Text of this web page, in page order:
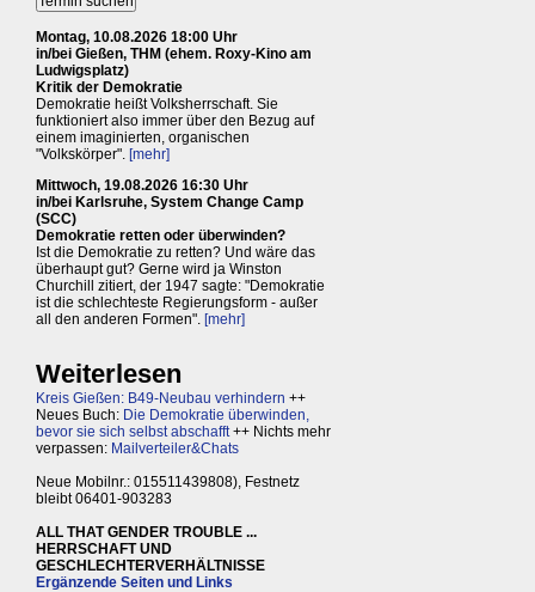
Montag, 10.08.2026 18:00 Uhr
in/bei Gießen, THM (ehem. Roxy-Kino am
Ludwigsplatz)
Kritik der Demokratie
Demokratie heißt Volksherrschaft. Sie
funktioniert also immer über den Bezug auf
einem imaginierten, organischen
"Volkskörper". [mehr]
Mittwoch, 19.08.2026 16:30 Uhr
in/bei Karlsruhe, System Change Camp
(SCC)
Demokratie retten oder überwinden?
Ist die Demokratie zu retten? Und wäre das
überhaupt gut? Gerne wird ja Winston
Churchill zitiert, der 1947 sagte: "Demokratie
ist die schlechteste Regierungsform - außer
all den anderen Formen". [mehr]
Weiterlesen
Kreis Gießen: B49-Neubau verhindern ++
Neues Buch: Die Demokratie überwinden,
bevor sie sich selbst abschafft++ Nichts mehr
verpassen: Mailverteiler&Chats
Neue Mobilnr.: 015511439808), Festnetz
bleibt 06401-903283
ALL THAT GENDER TROUBLE ...
HERRSCHAFT UND
GESCHLECHTERVERHÄLTNISSE
Ergänzende Seiten und Links